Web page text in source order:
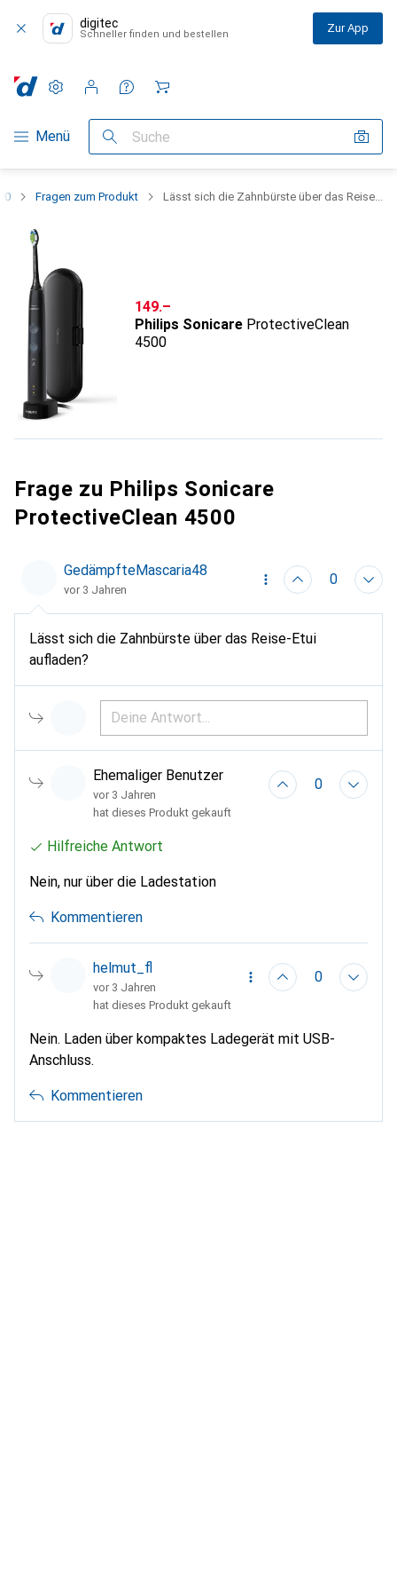
digitec
Schneller finden und bestellen Zur App
Navigation nach Kategorien
Menü Suche
Einstellungen
Kundenkonto
Vergleichslisten
Merklisten
Warenkorb
Fragen zum Produkt Lässt sich die Zahnbürste über das Reise...
CHF
149.–
Philips Sonicare ProtectiveClean
4500
Frage zu Philips Sonicare
ProtectiveClean 4500
GedämpfteMascaria48
vor 3 Jahren
0
Lässt sich die Zahnbürste über das Reise-Etui
aufladen?
Ehemaliger Benutzer
vor 3 Jahren
0
hat dieses Produkt gekauft
Hilfreiche Antwort
Nein, nur über die Ladestation
Kommentieren
helmut_fl
vor 3 Jahren
0
hat dieses Produkt gekauft
Nein. Laden über kompaktes Ladegerät mit USB-
Anschluss.
Kommentieren